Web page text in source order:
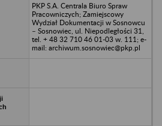
PKP S.A. Centrala Biuro Spraw
Pracowniczych; Zamiejscowy
Wydział Dokumentacji w Sosnowcu
– Sosnowiec, ul. Niepodległości 31,
tel. + 48 32 710 46 01-03 w. 111; e-
mail: archiwum.sosnowiec@pkp.pl